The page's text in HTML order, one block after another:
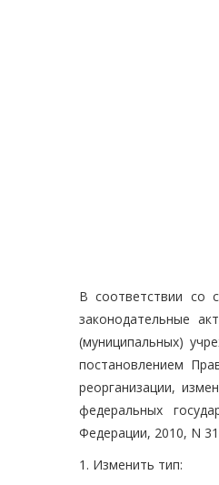
В соответствии со
законодательные
(муниципальных)
постановлением
реорганизации,
федеральных
Федерации, 2010, N
1. Изменить тип: